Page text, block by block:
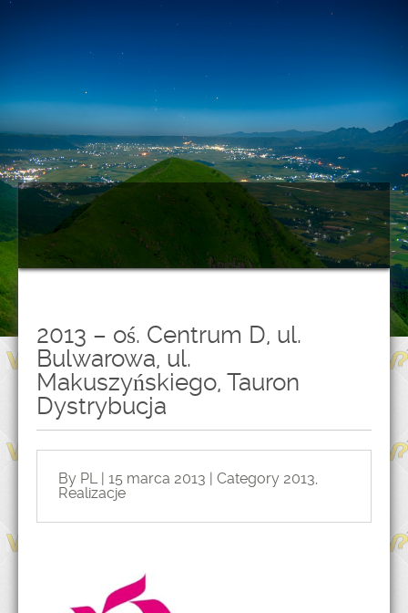
2013 – oś. Centrum D, ul.
Bulwarowa, ul.
Makuszyńskiego, Tauron
Dystrybucja
By PL | 15 marca 2013 | Category 2013,
Realizacje